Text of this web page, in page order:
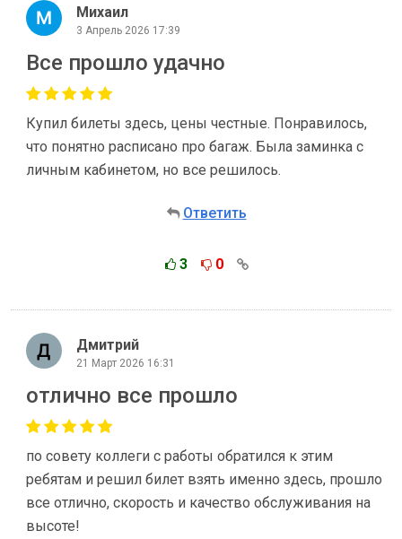
Михаил
3 Апрель 2026 17:39
Все прошло удачно
Купил билеты здесь, цены честные. Понравилось,
что понятно расписано про багаж. Была заминка с
личным кабинетом, но все решилось.
Ответить
3 0
Дмитрий
21 Март 2026 16:31
отлично все прошло
по совету коллеги с работы обратился к этим
ребятам и решил билет взять именно здесь, прошло
все отлично, скорость и качество обслуживания на
высоте!